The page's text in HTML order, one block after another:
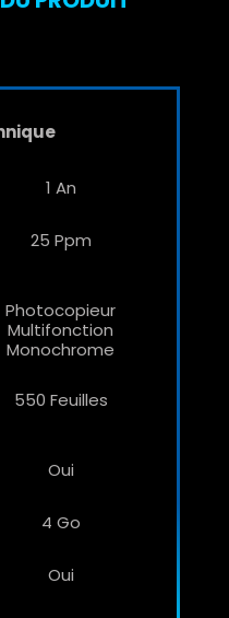
1 An
25 Ppm
Photocopieur
Multifonction
Monochrome
550 Feuilles
Oui
4 Go
Oui